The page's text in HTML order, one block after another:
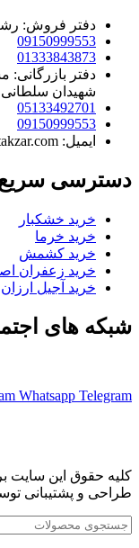
دفتر فروش:
09150999553
01333843873
شهیدان سلطانی۱۴
05133492701
09150999553
ایمیل: info@takzar.com
دسترسی
خرید خشکبار
خرید خرما
خرید کشمش
خرید زعفران
خرید آجیل ارزان
شبکه های
Whatsapp Telegram
کلیه حقوق این سایت
طراحی و پشتیبانی